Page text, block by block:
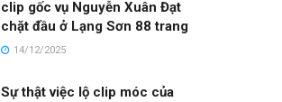
clip gốc vụ Nguyễn Xuân Đạt
chặt đầu ở Lạng Sơn 88 trang
14/12/2025
Sự thật việc lộ clip móc của